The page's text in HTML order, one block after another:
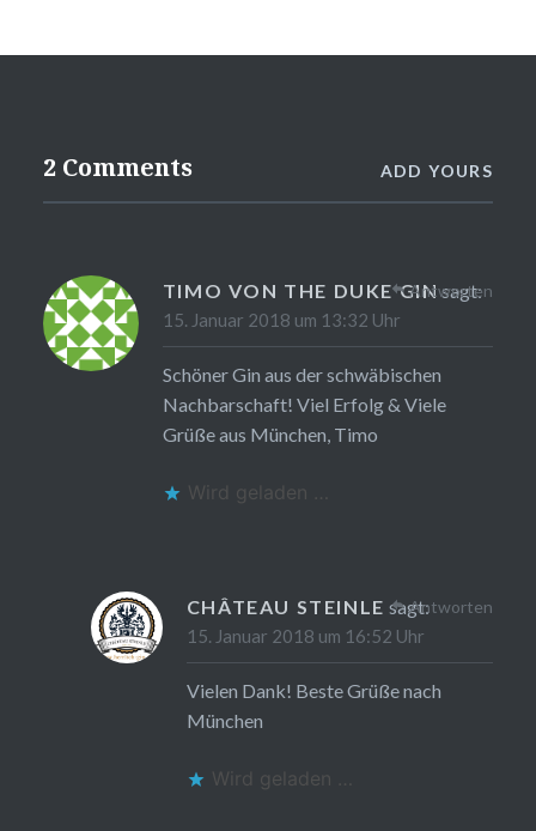
2 Comments ADD YOURS
TIMO VON THE DUKE GINsagt:
15. Januar 2018 um 13:32 Uhr
Schöner Gin aus der schwäbischen
Nachbarschaft! Viel Erfolg & Viele
Grüße aus München, Timo
Wird geladen …
Antworten
CHÂTEAU STEINLE sagt:
15. Januar 2018 um 16:52 Uhr
Vielen Dank! Beste Grüße nach
München
Wird geladen …
Antworten